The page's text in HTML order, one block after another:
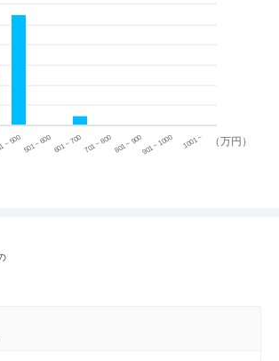
（万円）
~ 500501 ~ 600601 ~ 700701 ~ 800801 ~ 900901 ~ 1000 1001 ~